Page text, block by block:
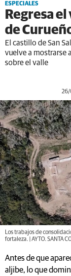
ESPECIALES
Regresa
de
El castillo de San
vuelve a mostrarse
sobre el valle
Los trabajos de
fortaleza. | AYTO. SANTA
Antes de que
aljibe, lo que